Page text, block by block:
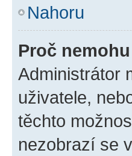
Nahoru
Proč
Administrátor
uživatele,
těchto
nezobrazí se